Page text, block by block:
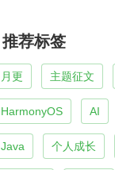
推荐标签
月更 主题征文
HarmonyOS AI
Java 个人成长